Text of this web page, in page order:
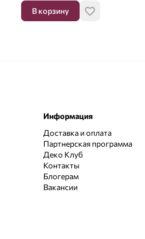
В корзину
Информация
Доставка и оплата
Партнерская программа
Деко Клуб
Контакты
Блогерам
Вакансии